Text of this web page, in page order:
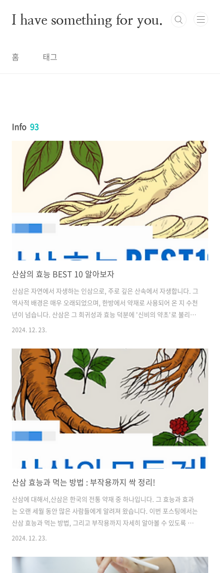
I have something for you.
홈 태그
Info 93
산삼의 효능 BEST 10 알아보자
산삼은 자연에서 자생하는 인삼으로, 주로 깊은 산속에서 자생합니다. 그
역사적 배경은 매우 오래되었으며, 한방에서 약재로 사용되어 온 지 수천
년이 넘습니다. 산삼은 그 희귀성과 효능 덕분에 '신비의 약초'로 불리기
도 합니다. 시간이 없으신 분들은 대표적인 산삼 효능 한 눈에 정리된 링
체계를 강화하는 데 도움을 줍니다. 특히, 감염병이 유행하는 시기에 면
역력을 높여주는 효과가 있습니다. 이는 산삼에 포함된 사포닌과 폴리사
카라이드 성분 덕분입니다. 2. 항암 효과산삼은 항암 효과가 있는 것으로
알려져 있습니다. 여러 연구에서 산삼이 암세포의 성장을 억제하는 데 도
움을 준다는 결과가 보고되었습니다. 이는 산삼의 항산화 성분이 암세
포..
2024. 12. 23.
산삼 효능과 먹는 방법 : 부작용까지 싹 정리!
산삼에 대해서,산삼은 한국의 전통 약재 중 하나입니다. 그 효능과 효과
는 오랜 세월 동안 많은 사람들에게 알려져 왔습니다. 이번 포스팅에서는
산삼 효능과 먹는 방법, 그리고 부작용까지 자세히 알아볼 수 있도록 하
겠습니다. 간단하게 지금 바로! 산삼에 대한 효능만 궁금하시다면 아래
보기 💡 산삼의 정의와 역사산삼은 자연에서 자생하는 인삼의 일종으
로, 주로 한국의 산악 지역에서 자생합니다. 산삼은 일반 인삼보다 더 많
2024. 12. 23.